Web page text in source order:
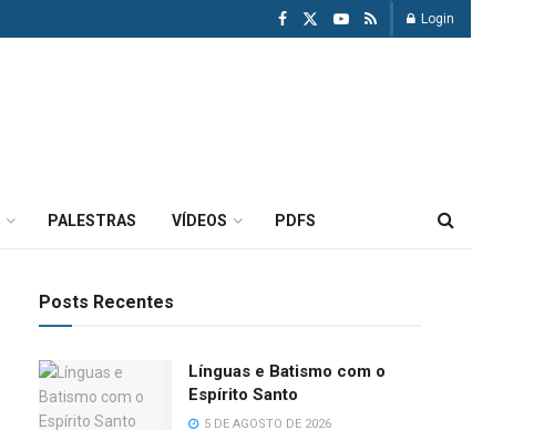
Login
PALESTRAS VÍDEOS PDFS
Posts Recentes
Línguas e Batismo com o
Espírito Santo
5 DE AGOSTO DE 2026